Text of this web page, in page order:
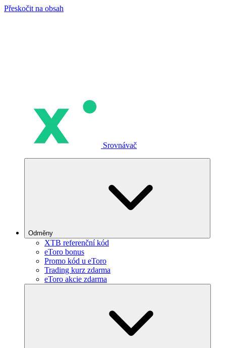
Přeskočit na obsah
Srovnávač
Odměny
XTB referenční kód
eToro bonus
Promo kód u eToro
Trading kurz zdarma
eToro akcie zdarma